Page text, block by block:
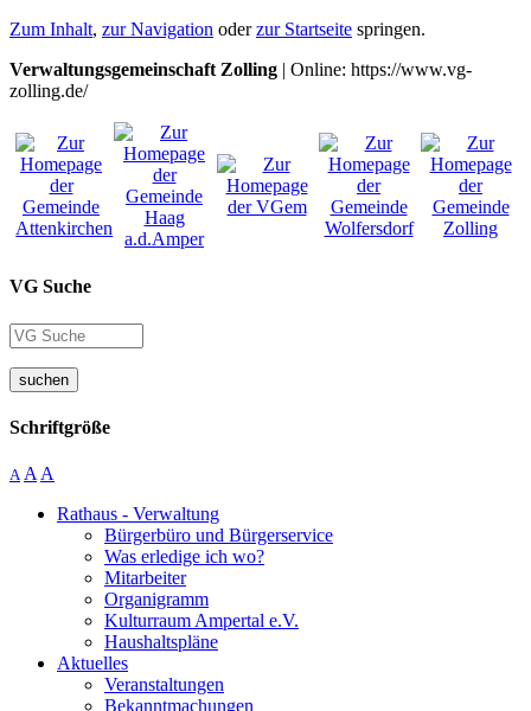
Zum Inhalt, zur Navigation oderzur Startseite springen.
Verwaltungsgemeinschaft Zolling | Online: https://www.vg-
zolling.de/
VG Suche
suchen
Schriftgröße
A A A
Rathaus - Verwaltung
Bürgerbüro und Bürgerservice
Was erledige ich wo?
Mitarbeiter
Organigramm
Kulturraum Ampertal e.V.
Haushaltspläne
Aktuelles
Veranstaltungen
Bekanntmachungen